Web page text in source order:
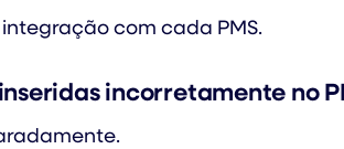
com cada PMS.
incorretamente no